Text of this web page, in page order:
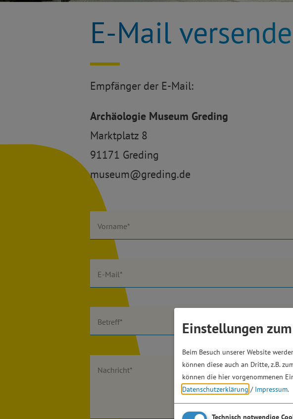
E-Mail
Empfänger der E-Mail:
Archäologie Museum Greding
Marktplatz 8
91171 Greding
museum@greding.de
Vorname*
E-Mail*
Betreff*
Nachricht*
Einstellungen
Beim Besuch unserer Website
können diese auch an Dritte, z.B.
können die hier vorgenommenen
Datenschutzerklärung / Impressum.
Technisch notwendige